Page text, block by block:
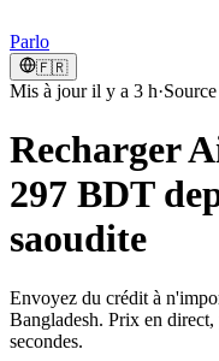
Parlo
🇫🇷
Mis à jour il y a 3 h·Source
Recharger
297 BDT
saoudite
Envoyez du crédit à
Bangladesh. Prix en
secondes.